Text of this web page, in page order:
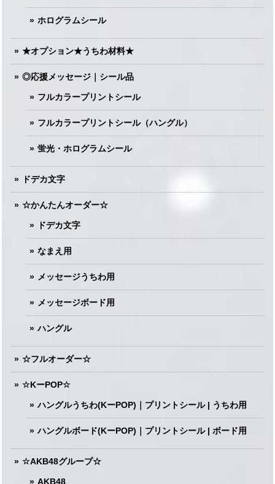
ホログラムシール
★オプション★うちわ材料★
◎応援メッセージ｜シール品
フルカラープリントシール
フルカラープリントシール（ハングル）
蛍光・ホログラムシール
ドデカ文字
☆かんたんオーダー☆
ドデカ文字
なまえ用
メッセージうちわ用
メッセージボード用
ハングル
☆フルオーダー☆
☆KーPOP☆
ハングルうちわ(KーPOP)｜プリントシール | うちわ用
ハングルボード(KーPOP)｜プリントシール | ボード用
☆AKB48グループ☆
AKB48